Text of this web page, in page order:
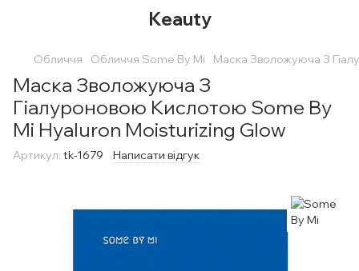
Keauty
Обличчя Обличчя Some By Mi Маска Зволожуюча З
Маска Зволожуюча З
Гіалуроновою Кислотою Some By
Mi Hyaluron Moisturizing Glow
Артикул: tk-1679 Написати відгук